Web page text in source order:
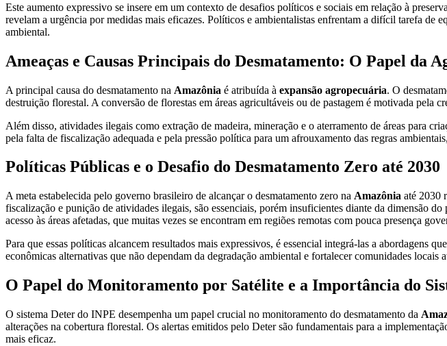
Este aumento expressivo se insere em um contexto de desafios políticos e sociais em relação à
revelam a urgência por medidas mais eficazes. Políticos e ambientalistas enfrentam a difícil tarefa
ambiental.
Ameaças e Causas Principais do Desmatamento: O Papel da
A principal causa do desmatamento na Amazônia é atribuída à expansão agropecuária. O
destruição florestal. A conversão de florestas em áreas agricultáveis ou de pastagem é motivada
Além disso, atividades ilegais como extração de madeira, mineração e o aterramento de áreas para
pela falta de fiscalização adequada e pela pressão política para um afrouxamento das regras
Políticas Públicas e o Desafio do Desmatamento Zero até 2030
A meta estabelecida pelo governo brasileiro de alcançar o desmatamento zero na Amazônia até 2030
fiscalização e punição de atividades ilegais, são essenciais, porém insuficientes diante da dimensão
acesso às áreas afetadas, que muitas vezes se encontram em regiões remotas com pouca presença
Para que essas políticas alcancem resultados mais expressivos, é essencial integrá-las a abordagens
econômicas alternativas que não dependam da degradação ambiental e fortalecer comunidades locais
O Papel do Monitoramento por Satélite e a Importância do
O sistema Deter do INPE desempenha um papel crucial no monitoramento do desmatamento da
alterações na cobertura florestal. Os alertas emitidos pelo Deter são fundamentais para a
mais eficaz.